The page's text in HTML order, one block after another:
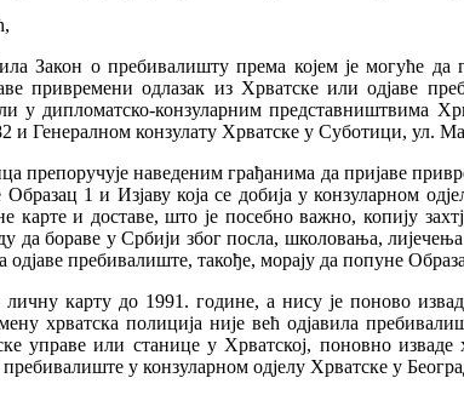
Закон о пребивалишту према којем је могуће
привремени одлазак из Хрватске или одјаве
у дипломатско-конзуларним представништвима
и Генералном конзулату Хрватске у Суботици, ул.
препоручује наведеним грађанима да пријаве
1 и Изјаву која се добија у конзуларном
карте и доставе, што је посебно важно, копију
да бораве у Србији због посла, школовања,
пребивалиште, такође, морају да попуне
карту до 1991. године, а нису је поново
хрватска полиција није већ одјавила
управе или станице у Хрватској, поновно
у конзуларном одјелу Хрватске у